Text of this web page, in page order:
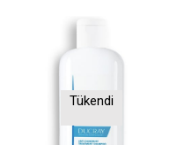
Tükendi